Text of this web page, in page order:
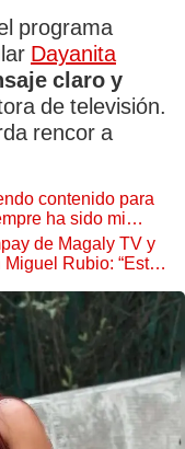
programa
Dayanita
claro y
de televisión.
rencor a
contenido para
ha sido mi
de Magaly TV y
Rubio: “Estoy